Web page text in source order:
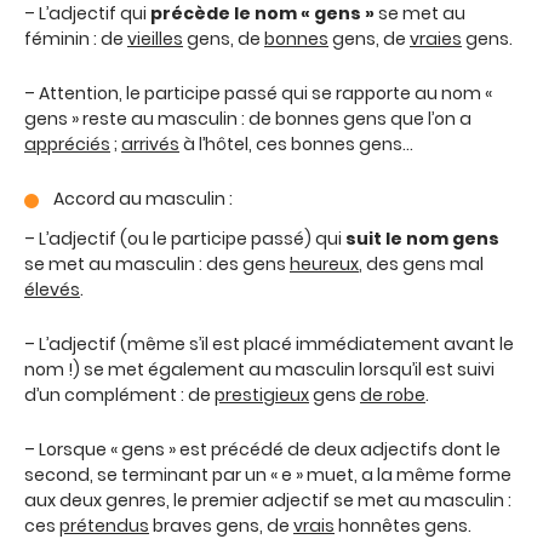
– L’adjectif qui précède le nom « gens »se met au
féminin : de vieilles gens, de bonnes gens, de vraies gens.
– Attention, le participe passé qui se rapporte au nom «
gens » reste au masculin : de bonnes gens que l’on a
appréciés ; arrivés à l’hôtel, ces bonnes gens…
Accord au masculin :
– L’adjectif (ou le participe passé) qui suit le nom gens
se met au masculin : des gens heureux, des gens mal
élevés.
– L’adjectif (même s’il est placé immédiatement avant le
nom !) se met également au masculin lorsqu’il est suivi
d’un complément : de prestigieuxgens de robe.
– Lorsque « gens » est précédé de deux adjectifs dont le
second, se terminant par un « e » muet, a la même forme
aux deux genres, le premier adjectif se met au masculin :
ces prétendus braves gens, de vrais honnêtes gens.